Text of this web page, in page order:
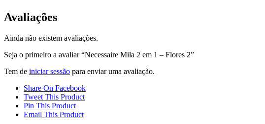
Avaliações
Ainda não existem avaliações.
Seja o primeiro a avaliar “Necessaire Mila 2 em 1 – Flores 2”
Tem de iniciar sessão para enviar uma avaliação.
Share On Facebook
Tweet This Product
Pin This Product
Email This Product